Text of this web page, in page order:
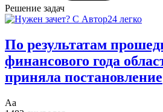
Решение задач
По результатам
финансового года
приняла постановление
Аа